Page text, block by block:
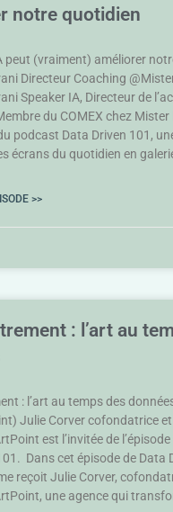
notre quotidien
peut (vraiment) améliorer
Directeur Coaching
Speaker IA, Directeur de
du COMEX chez Mister
podcast Data Driven 101,
écrans du quotidien en
>>
: l’art au
: l’art au temps des
Julie Corver cofondatrice
est l’invitée de
Dans cet épisode de Data
reçoit Julie Corver,
une agence qui